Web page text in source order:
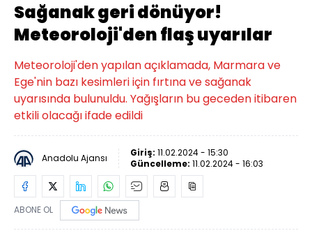
Sağanak geri dönüyor!
Meteoroloji'den flaş uyarılar
Meteoroloji'den yapılan açıklamada, Marmara ve
Ege'nin bazı kesimleri için fırtına ve sağanak
uyarısında bulunuldu. Yağışların bu geceden itibaren
etkili olacağı ifade edildi
Anadolu Ajansı Giriş: 11.02.2024 - 15:30
Güncelleme: 11.02.2024 - 16:03
ABONE OL